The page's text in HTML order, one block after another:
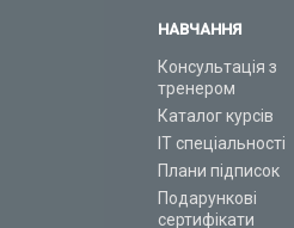
НАВЧАННЯ
Консультація з
тренером
Каталог курсів
ІТ спеціальності
Плани підписок
Подарункові
сертифікати